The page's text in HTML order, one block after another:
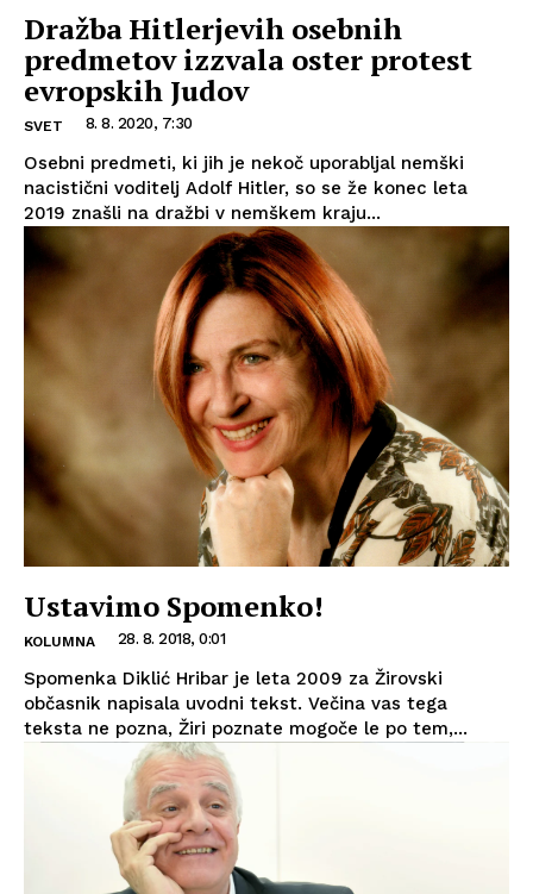
Dražba Hitlerjevih osebnih
predmetov izzvala oster protest
evropskih Judov
SVET 8. 8. 2020, 7:30
Osebni predmeti, ki jih je nekoč uporabljal nemški
nacistični voditelj Adolf Hitler, so se že konec leta
2019 znašli na dražbi v nemškem kraju...
Ustavimo Spomenko!
KOLUMNA 28. 8. 2018, 0:01
Spomenka Diklić Hribar je leta 2009 za Žirovski
občasnik napisala uvodni tekst. Večina vas tega
teksta ne pozna, Žiri poznate mogoče le po tem,...